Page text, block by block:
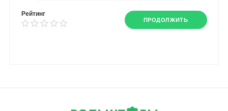
Рейтинг
ПРОДОЛЖИТЬ